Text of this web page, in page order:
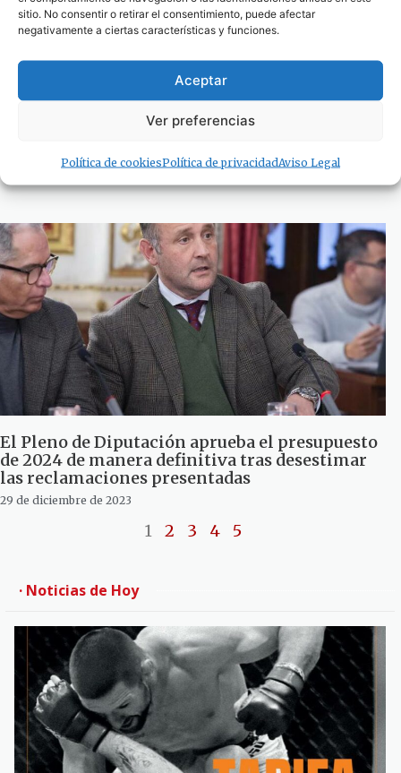
sitio. No consentir o retirar el consentimiento, puede afectar
negativamente a ciertas características y funciones.
Aceptar
Ver preferencias
Política de cookiesPolítica de privacidadAviso Legal
La APBA aprueba los pliegos para la
transformación del enlace Tarifa-Tánger
9 de febrero de 2024
El Pleno de Diputación aprueba el presupuesto
de 2024 de manera definitiva tras desestimar
las reclamaciones presentadas
29 de diciembre de 2023
1 2 3 4 5
· Noticias de Hoy